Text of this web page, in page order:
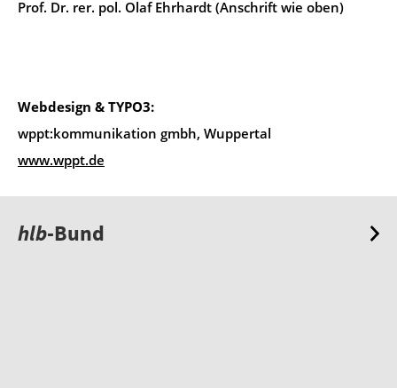
Prof. Dr. rer. pol. Olaf Ehrhardt (Anschrift wie oben)
Webdesign & TYPO3:
wppt:kommunikation gmbh, Wuppertal
www.wppt.de
hlb-Bund